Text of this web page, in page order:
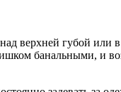
верхней губой или
банальными, и